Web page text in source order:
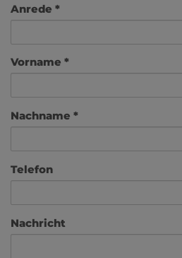
Anrede
Vorname
Nachname
Telefon
Nachricht